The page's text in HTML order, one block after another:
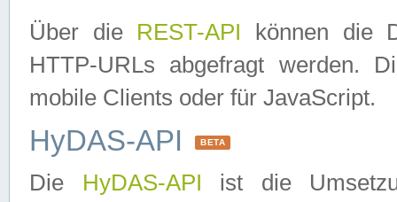
Über die REST-API können die
HTTP-URLs abgefragt werden.
mobile Clients oder für JavaScript.
HyDAS-API BETA
Die HyDAS-API ist die